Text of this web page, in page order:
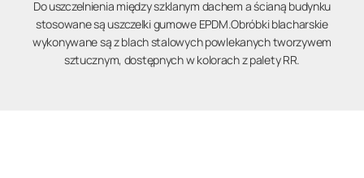
Do uszczelnienia między szklanym dachem a ścianą budynku
stosowane są uszczelki gumowe EPDM.Obróbki blacharskie
wykonywane są z blach stalowych powlekanych tworzywem
sztucznym, dostępnych w kolorach z palety RR.